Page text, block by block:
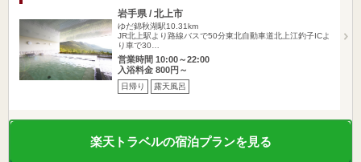
岩手県 / 北上市
ゆだ錦秋湖駅10.31km
JR北上駅より路線バスで50分東北自動車道北上江釣子ICよ
り車で30…
営業時間 10:00～22:00
入浴料金 800円～
日帰り 露天風呂
楽天トラベルの宿泊プランを見る